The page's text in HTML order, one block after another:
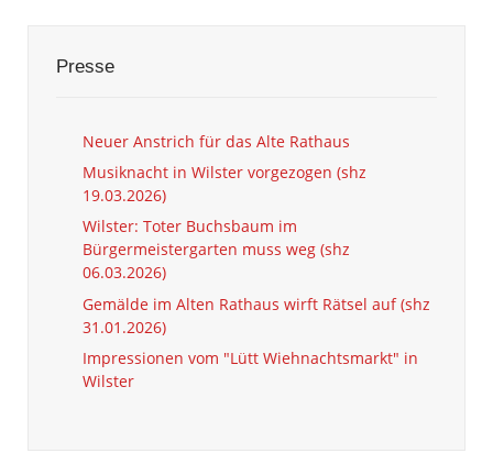
Presse
Neuer Anstrich für das Alte Rathaus
Musiknacht in Wilster vorgezogen (shz
19.03.2026)
Wilster: Toter Buchsbaum im
Bürgermeistergarten muss weg (shz
06.03.2026)
Gemälde im Alten Rathaus wirft Rätsel auf (shz
31.01.2026)
Impressionen vom "Lütt Wiehnachtsmarkt" in
Wilster